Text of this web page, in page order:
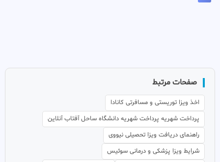
صفحات مرتبط
اخذ ویزا توریستی و مسافرتی کانادا
پرداخت شهریه پرداخت شهریه دانشگاه ساحل آفتاب آنلاین
راهنمای دریافت ویزا تحصیلی نیووی
شرایط ویزا پزشکی و درمانی سوئیس